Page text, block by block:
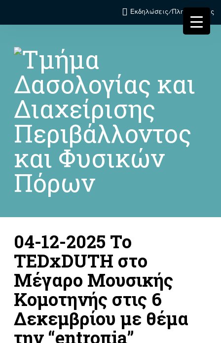
Εκδηλώσεις/Πληροφορίες
04-12-2025 Το
TEDxDUTH στο
Μέγαρο Μουσικής
Κομοτηνής στις 6
Δεκεμβρίου με θέμα
την “entroπia”